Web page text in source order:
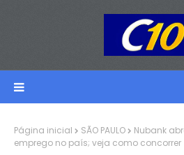
Página inicial SÃO PAULO
Nubank
emprego no país; veja como concorrer